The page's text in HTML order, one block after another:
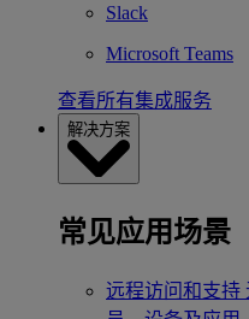
Slack
Microsoft Teams
查看所有集成服务
解决方案
常见应用场景
远程访问和支持